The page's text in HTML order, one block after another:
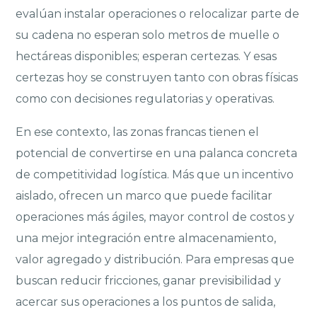
evalúan instalar operaciones o relocalizar parte de
su cadena no esperan solo metros de muelle o
hectáreas disponibles; esperan certezas. Y esas
certezas hoy se construyen tanto con obras físicas
como con decisiones regulatorias y operativas.
En ese contexto, las zonas francas tienen el
potencial de convertirse en una palanca concreta
de competitividad logística. Más que un incentivo
aislado, ofrecen un marco que puede facilitar
operaciones más ágiles, mayor control de costos y
una mejor integración entre almacenamiento,
valor agregado y distribución. Para empresas que
buscan reducir fricciones, ganar previsibilidad y
acercar sus operaciones a los puntos de salida,